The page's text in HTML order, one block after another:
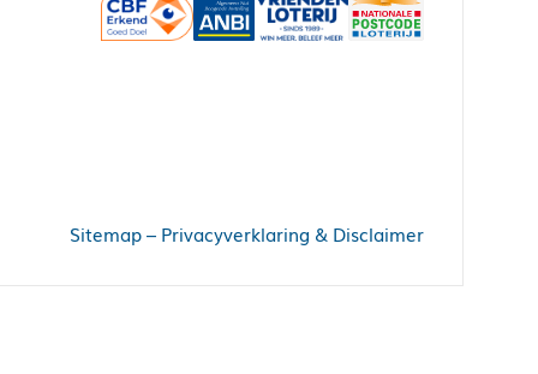
Sitemap– Privacyverklaring & Disclaimer